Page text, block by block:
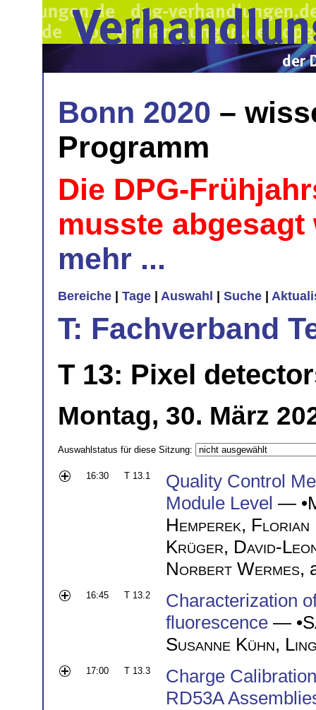
Bonn 2020 –
Programm
Die DPG-
musste
mehr ...
Bereiche | Tage | Auswahl | Suche |
T: Fachverband
T 13: Pixel
Montag, 30. März
Auswahlstatus für diese Sitzung:
16:30 T 13.1
Quality Control
Module Level — •
Hemperek, Florian
Krüger, David-
Norbert Wermes,
16:45 T 13.2
Characterization
fluorescence — •
Susanne Kühn,
17:00 T 13.3
Charge
RD53A